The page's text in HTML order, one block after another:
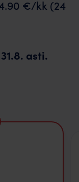
€/kk (24
asti.